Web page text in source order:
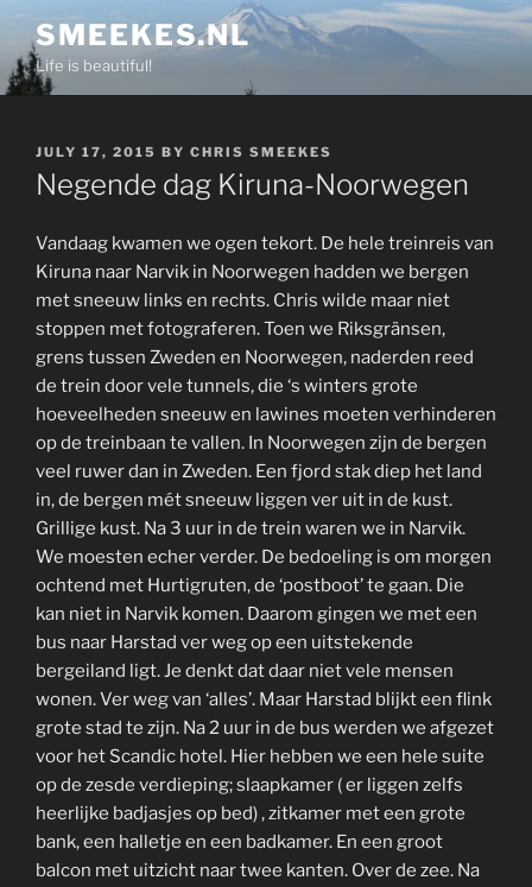
content
SMEEKES.NL
Life is beautiful!
POSTED
ON
JULY 17, 2015 BY CHRIS SMEEKES
Negende dag Kiruna-Noorwegen
Vandaag kwamen we ogen tekort. De hele treinreis van
Kiruna naar Narvik in Noorwegen hadden we bergen
met sneeuw links en rechts. Chris wilde maar niet
stoppen met fotograferen. Toen we Riksgränsen,
grens tussen Zweden en Noorwegen, naderden reed
de trein door vele tunnels, die ‘s winters grote
hoeveelheden sneeuw en lawines moeten verhinderen
op de treinbaan te vallen. In Noorwegen zijn de bergen
veel ruwer dan in Zweden. Een fjord stak diep het land
in, de bergen mét sneeuw liggen ver uit in de kust.
Grillige kust. Na 3 uur in de trein waren we in Narvik.
We moesten echer verder. De bedoeling is om morgen
ochtend met Hurtigruten, de ‘postboot’ te gaan. Die
kan niet in Narvik komen. Daarom gingen we met een
bus naar Harstad ver weg op een uitstekende
bergeiland ligt. Je denkt dat daar niet vele mensen
wonen. Ver weg van ‘alles’. Maar Harstad blijkt een flink
grote stad te zijn. Na 2 uur in de bus werden we afgezet
voor het Scandic hotel. Hier hebben we een hele suite
op de zesde verdieping; slaapkamer ( er liggen zelfs
heerlijke badjasjes op bed) , zitkamer met een grote
bank, een halletje en een badkamer. En een groot
balcon met uitzicht naar twee kanten. Over de zee. Na